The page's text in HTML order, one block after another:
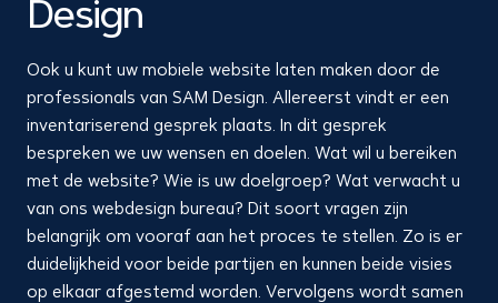
Design
Ook u kunt uw mobiele website laten maken door de
professionals van SAM Design. Allereerst vindt er een
inventariserend gesprek plaats. In dit gesprek
bespreken we uw wensen en doelen. Wat wil u bereiken
met de website? Wie is uw doelgroep? Wat verwacht u
van ons webdesign bureau? Dit soort vragen zijn
belangrijk om vooraf aan het proces te stellen. Zo is er
duidelijkheid voor beide partijen en kunnen beide visies
op elkaar afgestemd worden. Vervolgens wordt samen